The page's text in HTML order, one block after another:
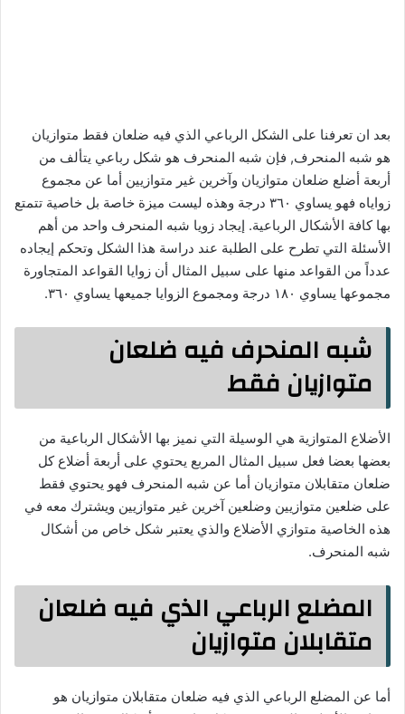
بعد ان تعرفنا على الشكل الرباعي الذي فيه ضلعان فقط متوازيان
هو شبه المنحرف, فإن شبه المنحرف هو شكل رباعي يتألف من
أربعة أضلع ضلعان متوازيان وآخرين غير متوازيين أما عن مجموع
زواياه فهو يساوي ٣٦٠ درجة وهذه ليست ميزة خاصة بل خاصية تتمتع
بها كافة الأشكال الرباعية. إيجاد زويا شبه المنحرف واحد من أهم
الأسئلة التي تطرح على الطلبة عند دراسة هذا الشكل وتحكم إيجاده
عدداً من القواعد منها على سبيل المثال أن زوايا القواعد المتجاورة
مجموعها يساوي ۱۸۰ درجة ومجموع الزوايا جميعها يساوي ٣٦٠.
شبه المنحرف فيه ضلعان
متوازیان فقط
الأضلاع المتوازية هي الوسيلة التي نميز بها الأشكال الرباعية من
بعضها بعضا فعل سبيل المثال المربع يحتوي على أربعة أضلاع كل
ضلعان متقابلان متوازيان أما عن شبه المنحرف فهو يحتوي فقط
على ضلعين متوازيين وضلعين آخرين غير متوازيين ويشترك معه في
هذه الخاصية متوازي الأضلاع والذي يعتبر شكل خاص من أشكال
شبه المنحرف.
المضلع الرباعي الذي فيه ضلعان
متقابلان متوازیان
أما عن المضلع الرباعي الذي فيه ضلعان متقابلان متوازيان هو